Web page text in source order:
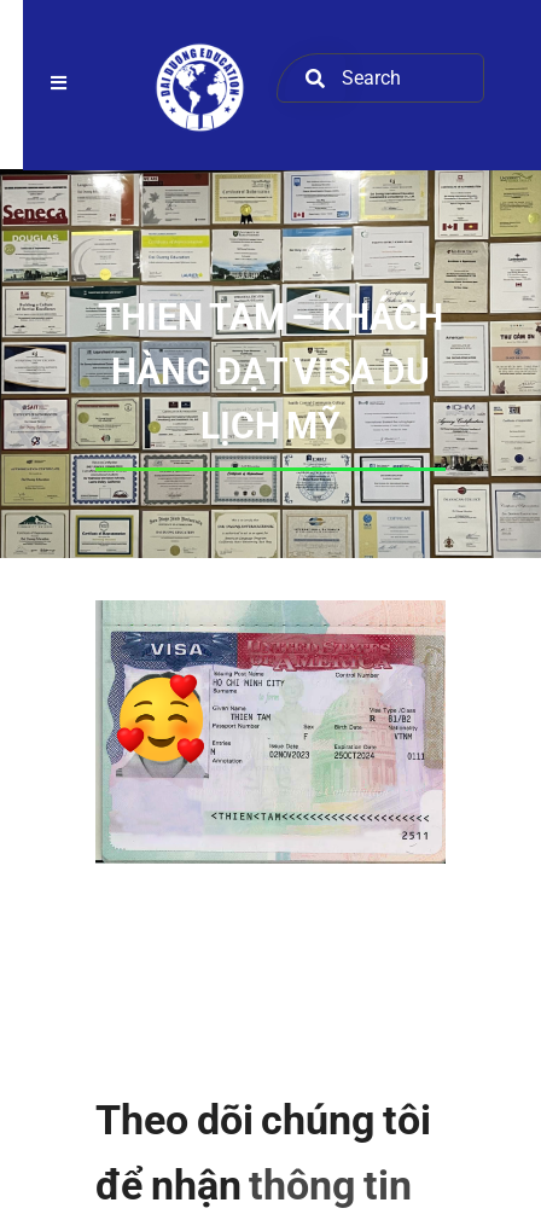
THIEN TAM – KHÁCH
HÀNG ĐẠT VISA DU
LỊCH MỸ
Theo dõi chúng tôi
để nhậnthông tin